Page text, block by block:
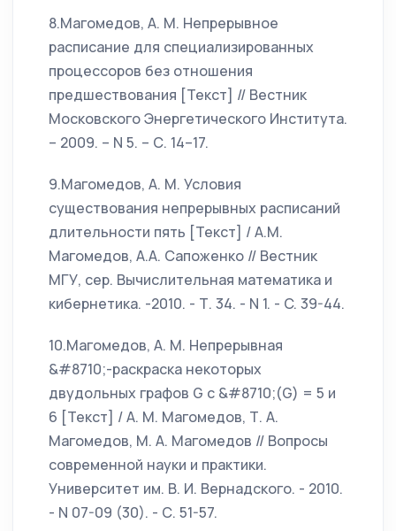
8.Магомедов, А. М. Непрерывное
расписание для специализированных
процессоров без отношения
предшествования [Текст] // Вестник
Московского Энергетического Института.
– 2009. – N 5. – С. 14–17.
9.Магомедов, А. М. Условия
существования непрерывных расписаний
длительности пять [Текст] / А.М.
Магомедов, А.А. Сапоженко // Вестник
МГУ, сер. Вычислительная математика и
кибернетика. -2010. - Т. 34. - N 1. - C. 39-44.
10.Магомедов, А. М. Непрерывная
&#8710;-раскраска некоторых
двудольных графов G с &#8710;(G) = 5 и
6 [Текст] / А. М. Магомедов, Т. А.
Магомедов, М. А. Магомедов // Вопросы
современной науки и практики.
Университет им. В. И. Вернадского. - 2010.
- N 07-09 (30). - С. 51-57.